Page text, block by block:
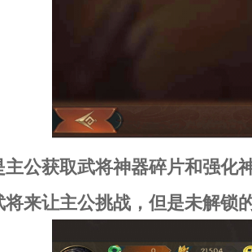
公获取武将神器碎片和强化
来让主公挑战，但是未解锁